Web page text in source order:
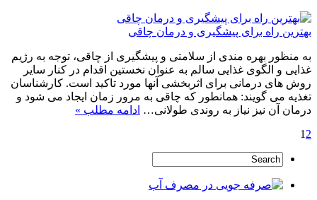
بهترین راه برای پیشگیری و درمان چاقی
به منظور بهره مندی از سلامتی و پیشگیری از چاقی، توجه به رژیم
غذایی و الگوی غذایی سالم به عنوان نخستین اقدام در کنار سایر
روش های درمانی برای اثربخشی آنها مورد تاکید است. کارشناسان
تغذیه می گویند: همانطور که چاقی به مرور زمان ایجاد می شود و
درمان آن نیز نیاز به روندی طولانی… ادامه مطلب »
1 2